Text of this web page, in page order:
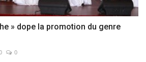
» dope la promotion du genre
0